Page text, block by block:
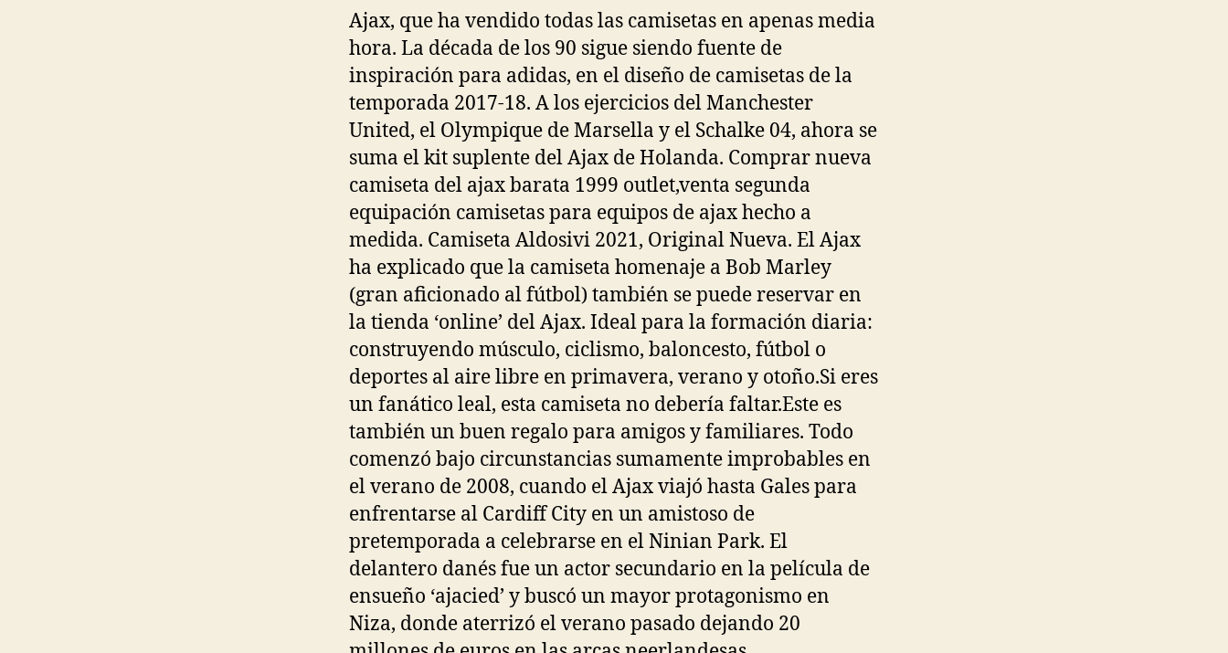
Ajax, que ha vendido todas las camisetas en apenas media
hora. La década de los 90 sigue siendo fuente de
inspiración para adidas, en el diseño de camisetas de la
temporada 2017-18. A los ejercicios del Manchester
United, el Olympique de Marsella y el Schalke 04, ahora se
suma el kit suplente del Ajax de Holanda. Comprar nueva
camiseta del ajax barata 1999 outlet,venta segunda
equipación camisetas para equipos de ajax hecho a
medida. Camiseta Aldosivi 2021, Original Nueva. El Ajax
ha explicado que la camiseta homenaje a Bob Marley
(gran aficionado al fútbol) también se puede reservar en
la tienda ‘online’ del Ajax. Ideal para la formación diaria:
construyendo músculo, ciclismo, baloncesto, fútbol o
deportes al aire libre en primavera, verano y otoño.Si eres
un fanático leal, esta camiseta no debería faltar.Este es
también un buen regalo para amigos y familiares. Todo
comenzó bajo circunstancias sumamente improbables en
el verano de 2008, cuando el Ajax viajó hasta Gales para
enfrentarse al Cardiff City en un amistoso de
pretemporada a celebrarse en el Ninian Park. El
delantero danés fue un actor secundario en la película de
ensueño ‘ajacied’ y buscó un mayor protagonismo en
Niza, donde aterrizó el verano pasado dejando 20